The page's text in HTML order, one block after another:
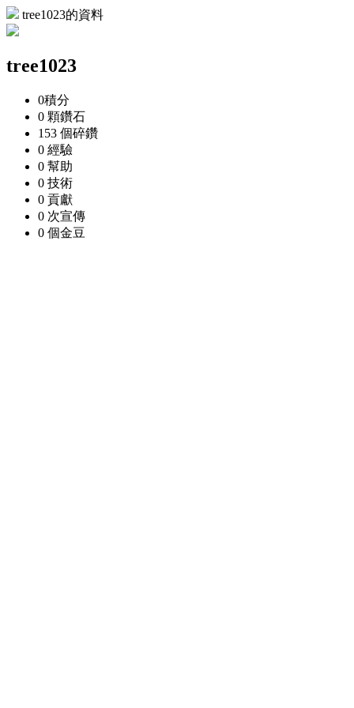
tree1023的資料
tree1023
0積分
0 顆鑽石
153 個碎鑽
0 經驗
0 幫助
0 技術
0 貢獻
0 次宣傳
0 個金豆